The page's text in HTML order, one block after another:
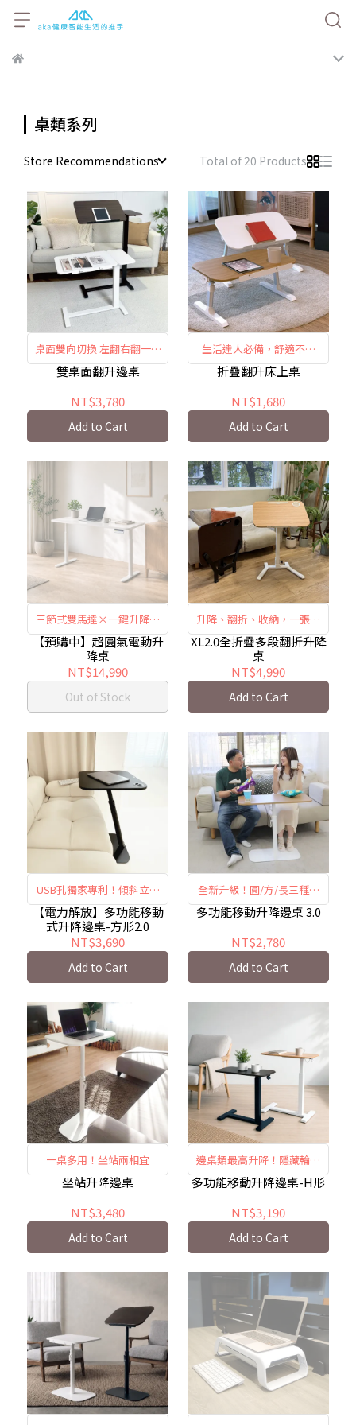
桌類系列
Store Recommendations Total of 20 Products
桌面雙向切換 左翻右翻一桌
搞定!
雙桌面翻升邊桌
NT$3,780
Add to Cart
生活達人必備，舒適不設
限！
折疊翻升床上桌
NT$1,680
Add to Cart
三節式雙馬達×一鍵升降×
三段記憶×典雅圓柱
【預購中】超圓氣電動升
降桌
NT$14,990
Out of Stock
升降、翻折、收納，一張就
夠！
XL2.0全折疊多段翻折升降
桌
NT$4,990
Add to Cart
USB孔獨家專利！傾斜立柱
符合人體工學
【電力解放】多功能移動
式升降邊桌-方形2.0
NT$3,690
Add to Cart
全新升級！圓/方/長三種桌
款！
多功能移動升降邊桌 3.0
NT$2,780
Add to Cart
一桌多用！坐站兩相宜
坐站升降邊桌
NT$3,480
Add to Cart
邊桌類最高升降！隱藏輪好
移動
多功能移動升降邊桌-H形
NT$3,190
Add to Cart